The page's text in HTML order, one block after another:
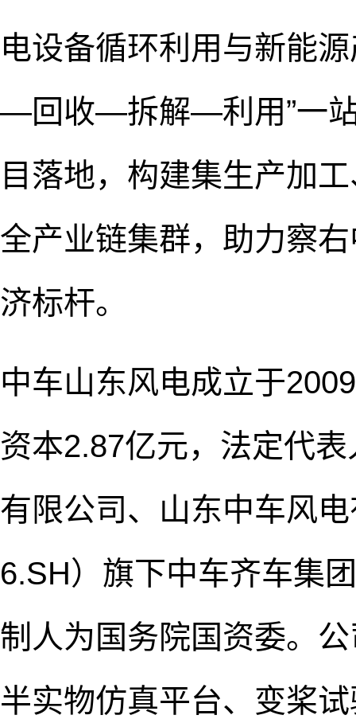
电设备循环利用与新能
—回收—拆解—利用”一站
目落地，构建集生产加
全产业链集群，助力察
济标杆。
中车山东风电成立于
资本2.87亿元，法定代
有限公司、山东中车风
6.SH）旗下中车齐车集
制人为国务院国资委。
半实物仿真平台、变桨